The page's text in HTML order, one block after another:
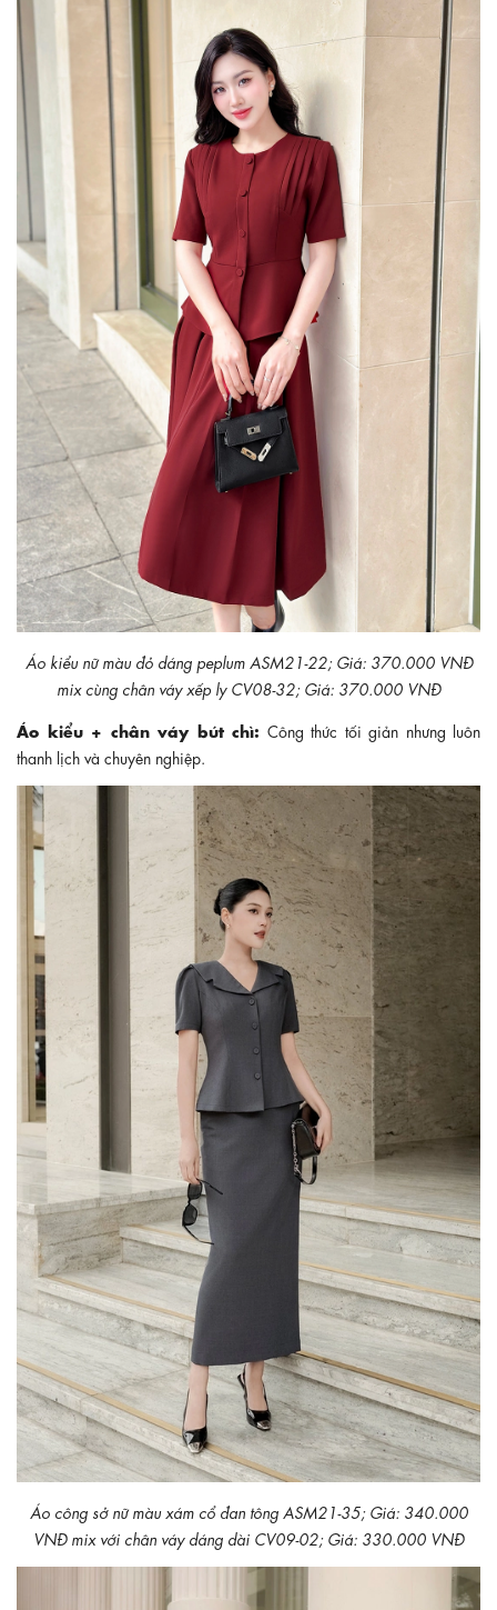
Áo kiểu nữ màu đỏ dáng peplum ASM21-22; Giá: 370.000 VNĐ
mix cùng chân váy xếp ly CV08-32; Giá: 370.000 VNĐ
Áo kiểu + chân váy bút chì: Công thức tối giản nhưng luôn
thanh lịch và chuyên nghiệp.
Áo công sở nữ màu xám cổ đan tông ASM21-35; Giá: 340.000
VNĐ mix với chân váy dáng dài CV09-02; Giá: 330.000 VNĐ